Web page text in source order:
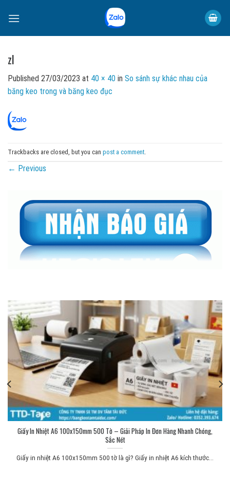
zl
Published 27/03/2023 at 40 × 40 in So sánh sự khác nhau của
băng keo trong và băng keo đục
Trackbacks are closed, but you can post a comment
← Previous
Giấy In Nhiệt A6 100x150mm 500 Tờ – Giải Pháp In Đơn Hàng Nhanh Chóng,
Sắc Nét
Giấy in nhiệt A6 100x150mm 500 tờ là gì? Giấy in nhiệt A6 kích thước...